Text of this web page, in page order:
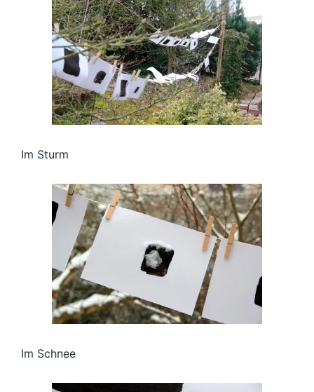
Im Sturm
Im Schnee